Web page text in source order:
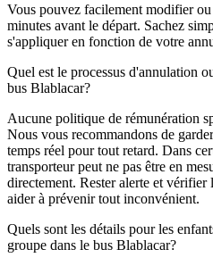
Vous pouvez facilement modifier
minutes avant le départ. Sachez
s'appliquer en fonction de votre
Quel est le processus d'annulation
bus Blablacar?
Aucune politique de rémunération
Nous vous recommandons de
temps réel pour tout retard. Dans
transporteur peut ne pas être en
directement. Rester alerte et vérifier
aider à prévenir tout inconvénient.
Quels sont les détails pour les
groupe dans le bus Blablacar?